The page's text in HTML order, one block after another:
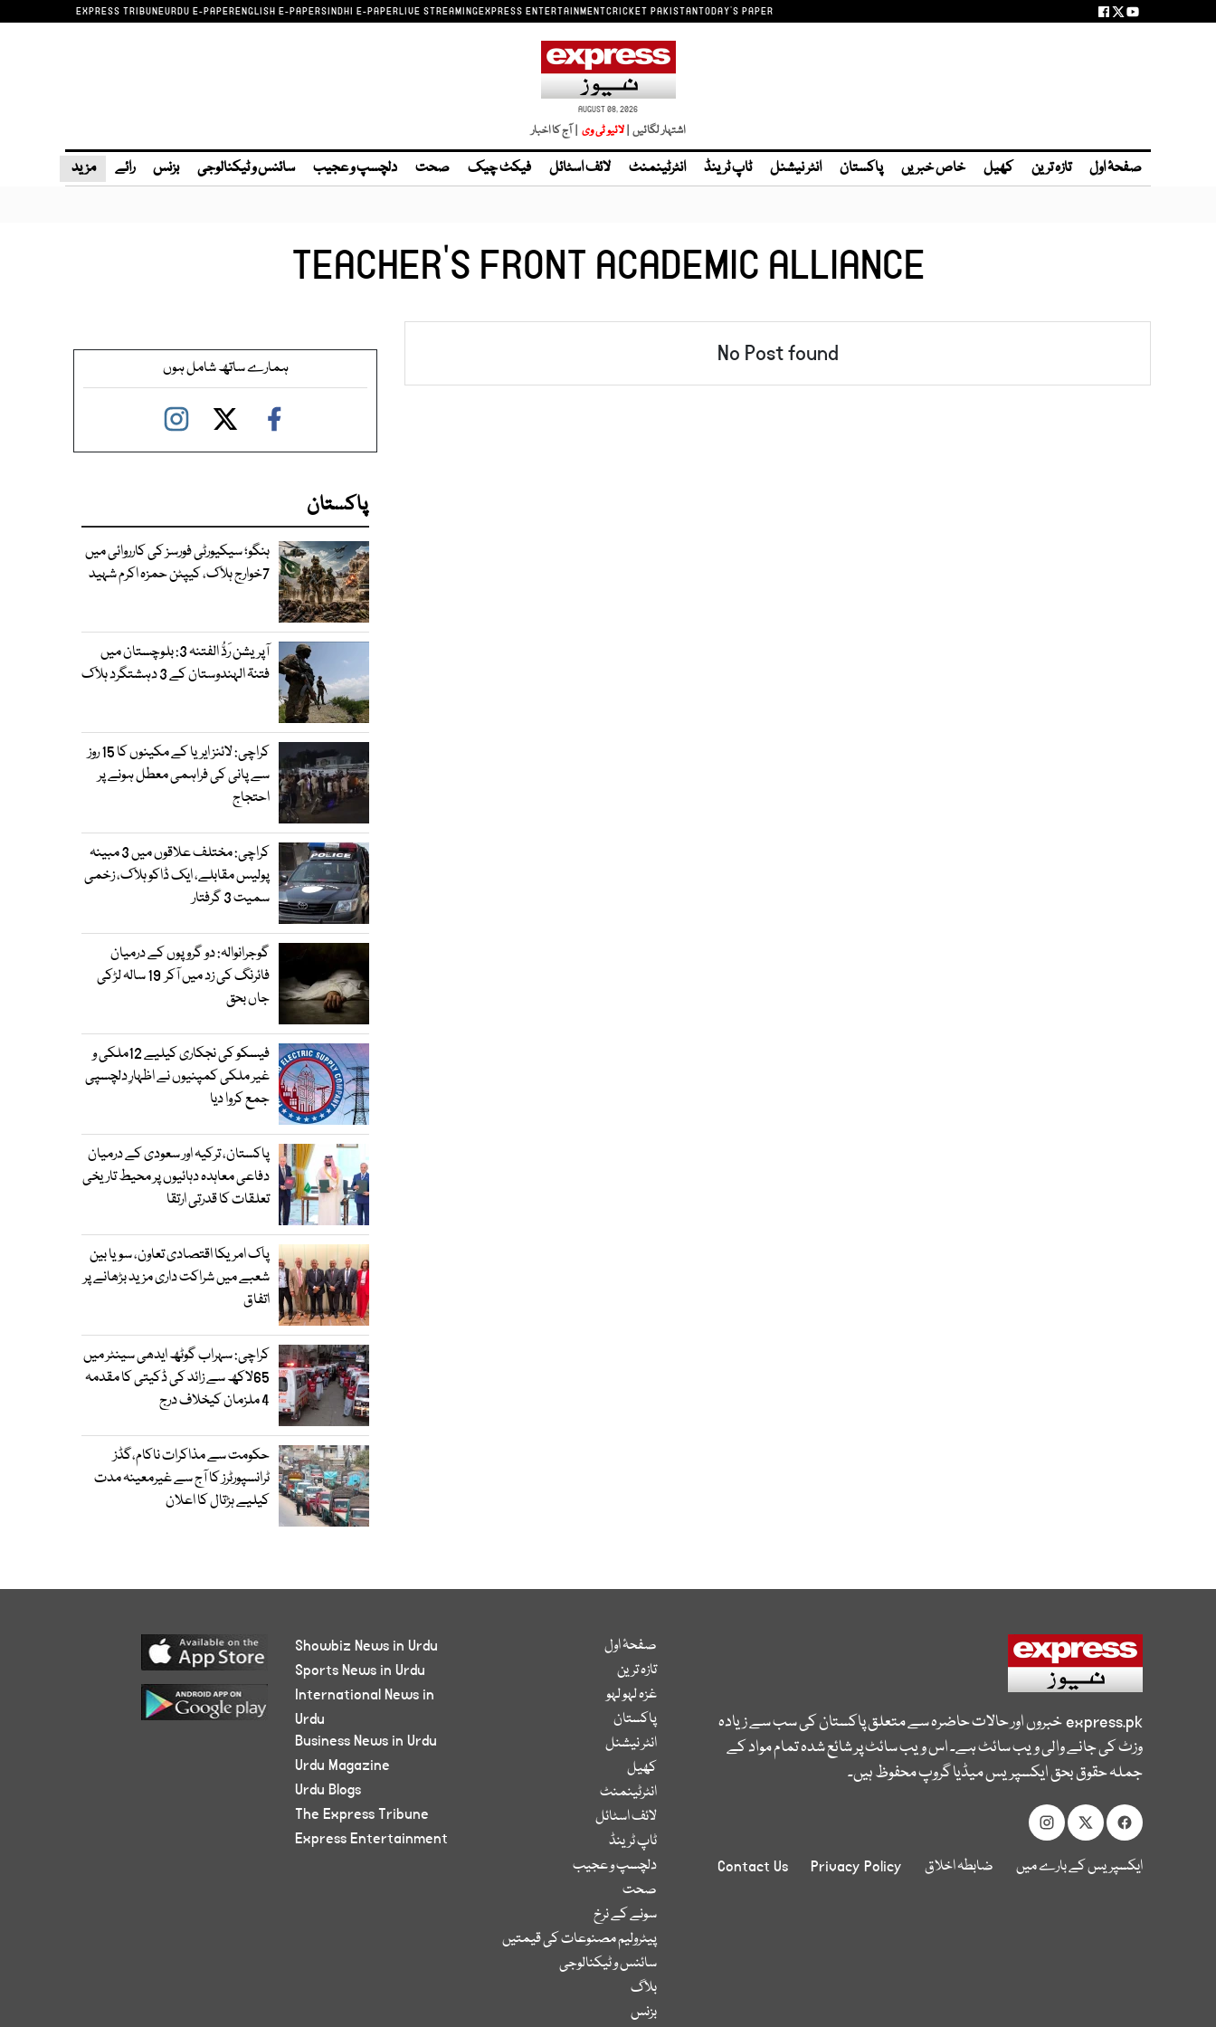
EXPRESS TRIBUNEURDU E-PAPERENGLISH E-PAPERSINDHI E-PAPERLIVE STREAMINGEXPRESS ENTERTAINMENTCRICKET PAKISTANTODAY'S PAPER
AUGUST 08, 2026
اشتہار لگائیں | | آج کا اخبار
صفحۂ اول تازہ ترین کھیل خاص خبریں پاکستان انٹر نیشنل ٹاپ ٹرینڈ انٹرٹینمنٹ لائف اسٹائل فیکٹ چیک صحت دلچسپ و عجیب سائنس و ٹیکنالوجی بزنس رائے مزید
TEACHER’S FRONT ACADEMIC ALLIANCE
No Post found ہمارے ساتھ شامل ہوں
پاکستان
ہنگو؛ سیکیورٹی فورسز کی کارروائی میں
7خوارج ہلاک، کیپٹن حمزہ اکرم شہید
آپریشن رَدُّ الفتنہ 3: بلوچستان میں
فتنۃ الہندوستان کے 3 دہشتگرد ہلاک
کراچی: لائنز ایریا کے مکینوں کا 15 روز
سے پانی کی فراہمی معطل ہونے پر
احتجاج
کراچی: مختلف علاقوں میں 3 مبینہ
پولیس مقابلے، ایک ڈاکو ہلاک، زخمی
سمیت 3 گرفتار
گوجرانوالہ: دو گروپوں کے درمیان
فائرنگ کی زد میں آکر 19 سالہ لڑکی
جاں بحق
فیسکو کی نجکاری کیلیے 12ملکی و
غیر ملکی کمپنیوں نے اظہارِ دلچسپی
جمع کروا دیا
پاکستان، ترکیہ اور سعودی کے درمیان
دفاعی معاہدہ دہائیوں پر محیط تاریخی
تعلقات کا قدرتی ارتقا
پاک امریکا اقتصادی تعاون، سویا بین
شعبے میں شراکت داری مزید بڑھانے پر
اتفاق
کراچی: سہراب گوٹھ ایدھی سینٹر میں
65لاکھ سے زائد کی ڈکیتی کا مقدمہ
4 ملزمان کیخلاف درج
حکومت سے مذاکرات ناکام،گڈز
ٹرانسپورٹرز کا آج سے غیرمعینہ مدت
کیلیے ہڑتال کا اعلان
express.pkخبروں اور حالات حاضرہ سے متعلق پاکستان کی سب سے زیادہ
وزٹ کی جانے والی ویب سائٹ ہے۔ اس ویب سائٹ پر شائع شدہ تمام مواد کے
جملہ حقوق بحق ایکسپریس میڈیا گروپ محفوظ ہیں۔
ایکسپریس کے بارے میں ضابطہ اخلاق Privacy Policy
Contact Us
صفحۂ اول
تازہ ترین
غزہ لہو لہو
پاکستان
انٹر نیشنل
کھیل
انٹرٹینمنٹ
لائف اسٹائل
ٹاپ ٹرینڈ
دلچسپ و عجیب
صحت
سونے کے نرخ
پیٹرولیم مصنوعات کی قیمتیں
سائنس و ٹیکنالوجی
بلاگ
بزنس
Showbiz News in Urdu
Sports News in Urdu
International News in
Urdu
Business News in Urdu
Urdu Magazine
Urdu Blogs
The Express Tribune
Express Entertainment